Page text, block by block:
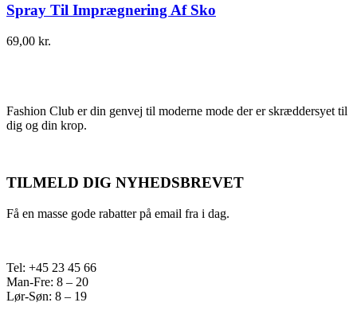
Spray Til Imprægnering Af Sko
69,00 kr.
Fashion Club er din genvej til moderne mode der er skræddersyet til
dig og din krop.
TILMELD DIG NYHEDSBREVET
Få en masse gode rabatter på email fra i dag.
Tel: +45 23 45 66
Man-Fre: 8 – 20
Lør-Søn: 8 – 19